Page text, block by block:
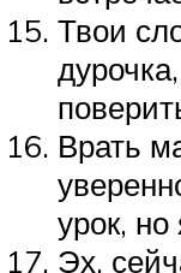
Твои
Врать
урок,
Эх,